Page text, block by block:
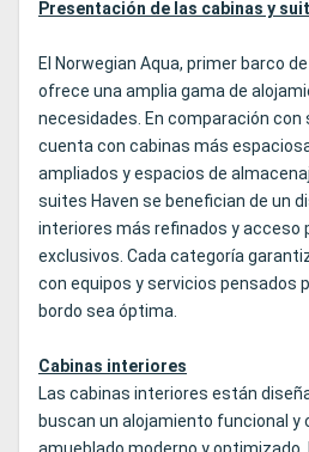
Presentación de las cabinas y
El Norwegian Aqua, primer barco
ofrece una amplia gama de
necesidades. En comparación con
cuenta con cabinas más
ampliados y espacios de
suites Haven se benefician de un
interiores más refinados y acceso
exclusivos. Cada categoría
con equipos y servicios pensados
bordo sea óptima.
Cabinas interiores
Las cabinas interiores están
buscan un alojamiento funcional y